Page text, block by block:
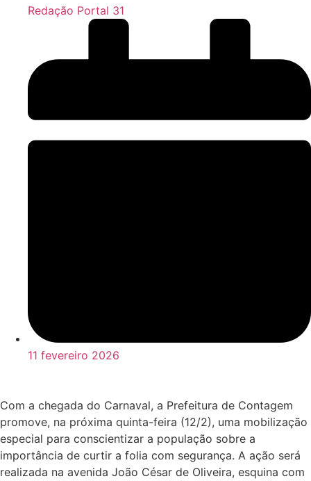
Redação Portal 31
11 fevereiro 2026
Com a chegada do Carnaval, a Prefeitura de Contagem
promove, na próxima quinta-feira (12/2), uma mobilização
especial para conscientizar a população sobre a
importância de curtir a folia com segurança. A ação será
realizada na avenida João César de Oliveira, esquina com